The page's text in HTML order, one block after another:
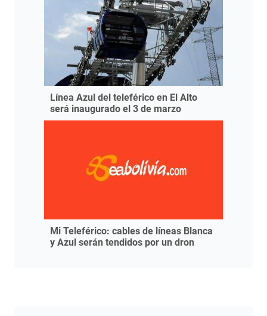
Línea Azul del teleférico en El Alto
será inaugurado el 3 de marzo
Mi Teleférico: cables de líneas Blanca
y Azul serán tendidos por un dron